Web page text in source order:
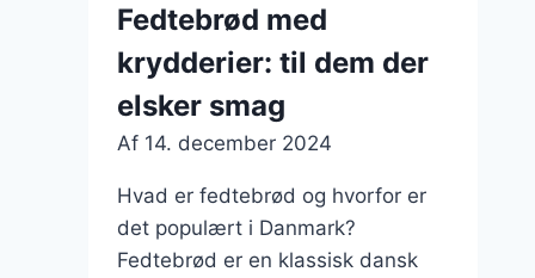
til
fest
Fedtebrød med
krydderier: til dem der
elsker smag
Af 14. december 2024
Hvad er fedtebrød og hvorfor er
det populært i Danmark?
Fedtebrød er en klassisk dansk